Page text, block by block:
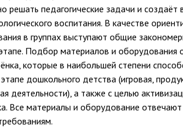
решать педагогические задачи и создаёт
воспитания. В качестве
в группах выступают общие
Подбор материалов и оборудования
которые в наибольшей степени
дошкольного детства (игровая,
деятельности), а также с целью
Все материалы и оборудование отвечают